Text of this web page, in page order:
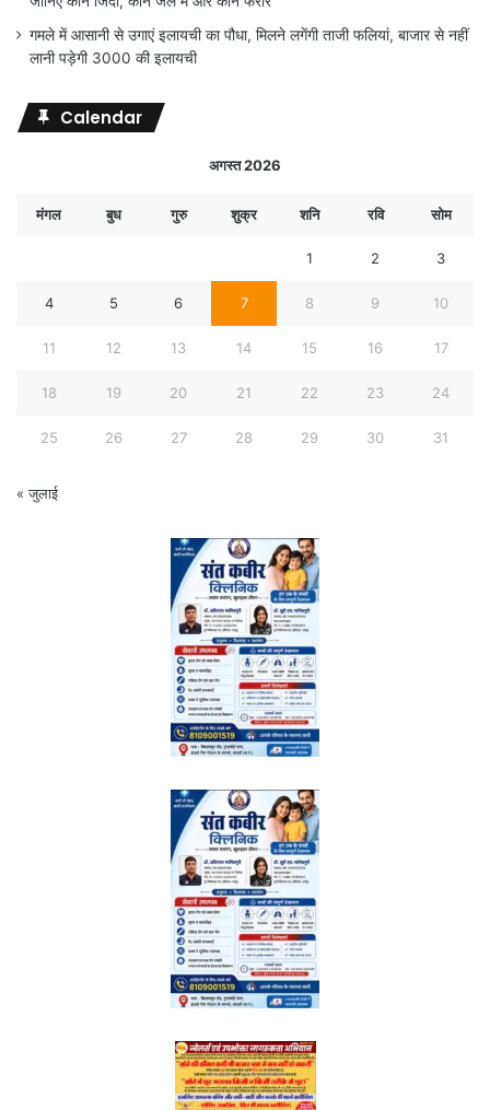
गमले में आसानी से उगाएं इलायची का पौधा, मिलने लगेंगी ताजी फलियां, बाजार से नहीं
लानी पड़ेगी 3000 की इलायची
Calendar
अगस्त 2026
मंगल बुध गुरु शुक्र शनि रवि सोम
1 2 3
4 5 6 7 8 9 10
11 12 13 14 15 16 17
18 19 20 21 22 23 24
25 26 27 28 29 30 31
« जुलाई